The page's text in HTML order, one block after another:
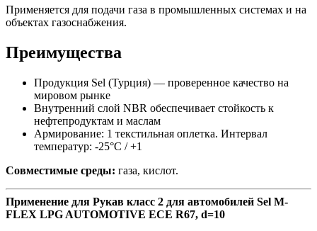
Применяется для подачи газа в промышленных системах и на
объектах газоснабжения.
Преимущества
Продукция Sel (Турция) — проверенное качество на
мировом рынке
Внутренний слой NBR обеспечивает стойкость к
нефтепродуктам и маслам
Армирование: 1 текстильная оплетка. Интервал
температур: -25°C / +1
Совместимые среды: газа, кислот.
Применение для Рукав класс 2 для автомобилей Sel M-
FLEX LPG AUTOMOTIVE ECE R67, d=10